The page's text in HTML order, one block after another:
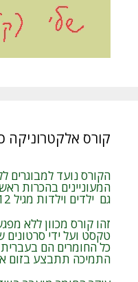
קורס אלקטרוניקה
הקורס נועד למבוגרים
המעוניינים בהכרות
גם ילדים וילדות מגיל 12 יוכלו ליהנות מרוב התכנים.
זהו קורס מכוון ללא
טקסט ועל ידי סרטונים
כל החומרים הם בעברית
התמיכה תתבצע בזום